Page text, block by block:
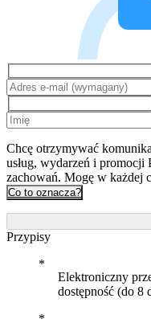
Chcę otrzymywać
usług, wydarzeń i promocji
zachowań. Mogę w każdej
Co to oznacza?
Przypisy
Elektroniczny
dostępność (do 8